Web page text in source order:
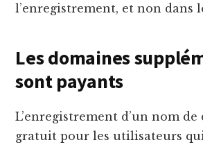
l’enregistrement, et non dans
Les domaines
sont payants
L’enregistrement d’un nom
gratuit pour les utilisateurs